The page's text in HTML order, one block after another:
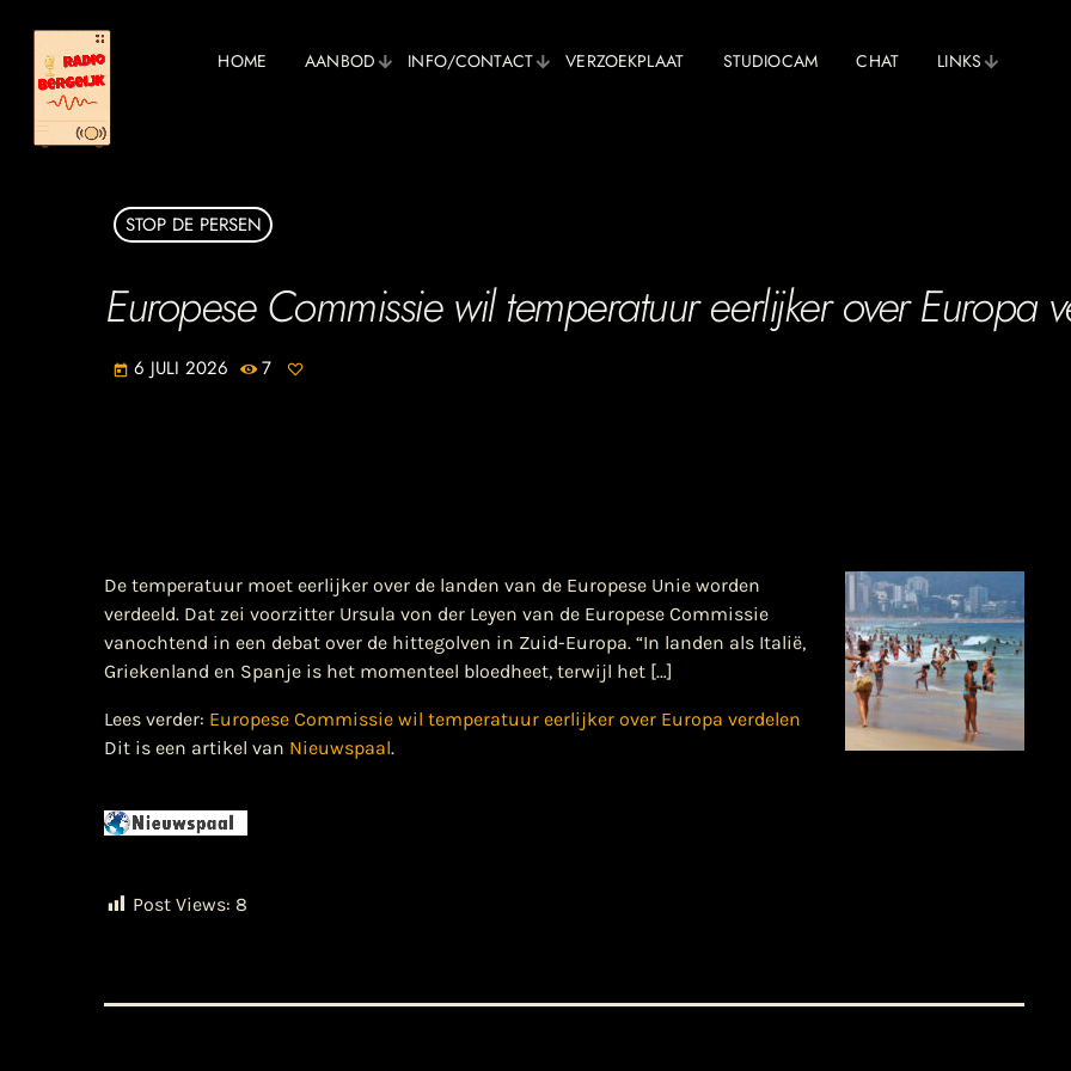
HOME AANBOD INFO/CONTACT VERZOEKPLAAT STUDIOCAM CHAT LINKS
STOP DE PERSEN
Europese Commissie wil temperatuur eerlijker over Europa
today 6 JULI 2026 7
De temperatuur moet eerlijker over de landen van de Europese Unie worden
verdeeld. Dat zei voorzitter Ursula von der Leyen van de Europese Commissie
vanochtend in een debat over de hittegolven in Zuid-Europa. “In landen als Italië,
Griekenland en Spanje is het momenteel bloedheet, terwijl het […]
Lees verder: Europese Commissie wil temperatuur eerlijker over Europa verdelen
Dit is een artikel van Nieuwspaal.
Post Views: 8